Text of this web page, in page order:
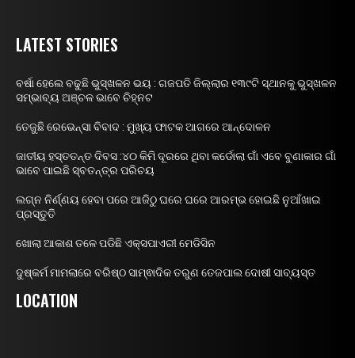
LATEST STORIES
ବର୍ଷା ହେଲେ ବଢୁଛି ଭୁସ୍ଖଳନ ଭୟ : ଗଜପତି ଜିଲ୍ଲାର ୧୩୯ଟି ସ୍ଥାନକୁ ଭୁସ୍ଖଳନ
ସମ୍ଭାବ୍ୟ ଅଞ୍ଚଳ ଭାବେ ଚିହ୍ନଟ
ତେଜୁଛି ରେଭେନ୍ସା ବିବାଦ : ମୁଖ୍ୟ ଫାଟକ ଆଗରେ ଆନ୍ଦୋଳନ
ଜାତୀୟ ହସ୍ତତନ୍ତ ଦିବସ :୪୦ କିମି ଦୂରରେ ଥିବା କର୍ଡୋଲା ଗାଁ ଏବେ ବୁଣାକାର ଗାଁ
ଭାବେ ପାଇଛି ସ୍ବତନ୍ତ୍ର ପରିଚୟ
ଲଗ୍ନ ନିର୍ଣ୍ଣୟ ହେବା ପରେ ଆଜିଠୁ ଘରେ ଘରେ ଆରମ୍ଭ ହୋଇଛି ନୁଆଁଖାଇ
ପ୍ରସ୍ତୁତି
ଖୋଲା ଆକାଶ ତଳେ ପଡିଛି ଏକ୍ସପାଏରୀ ମେଡିସିନ
ଦୁଷ୍କର୍ମ ମାମଲାରେ ବରିଷ୍ଠ ସାମ୍ଵାଦିକ ତରୁଣ ତେଜପାଲ ଦୋଷୀ ସାବ୍ୟସ୍ତ
LOCATION